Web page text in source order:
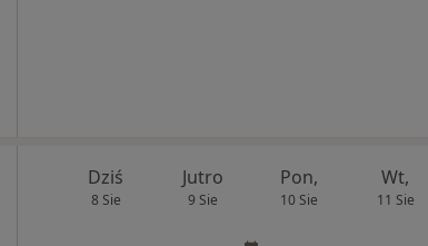
Dziś
8 Sie
Jutro
9 Sie
Pon,
10 Sie
Wt,
11 Sie